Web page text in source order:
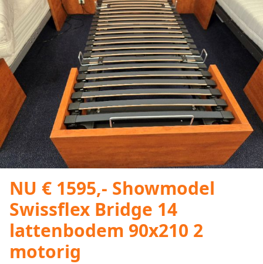
NU € 1595,- Showmodel
Swissflex Bridge 14
lattenbodem 90x210 2
motorig